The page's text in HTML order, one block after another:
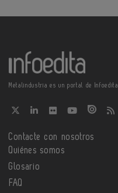
Metalindustria es un portal de Infoedita
Contacte con nosotros
Quiénes somos
Glosario
FAQ